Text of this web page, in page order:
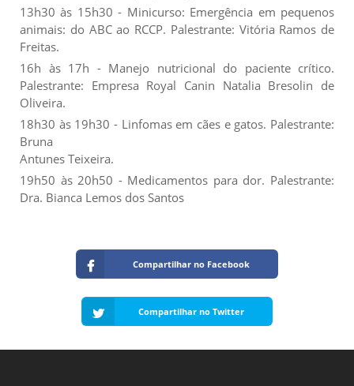
13h30 às 15h30 - Minicurso: Emergência em pequenos
animais: do ABC ao RCCP. Palestrante: Vitória Ramos de
Freitas.
16h às 17h - Manejo nutricional do paciente crítico.
Palestrante: Empresa Royal Canin Natalia Bresolin de
Oliveira.
18h30 às 19h30 - Linfomas em cães e gatos. Palestrante:
Bruna
Antunes Teixeira.
19h50 às 20h50 - Medicamentos para dor. Palestrante:
Dra. Bianca Lemos dos Santos
Compartilhar no Facebook
Compartilhar no Twitter